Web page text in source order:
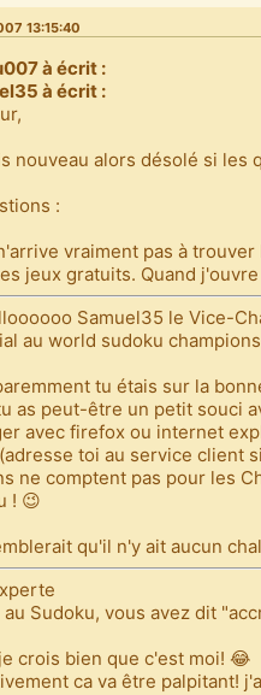
13:15:40
à écrit :
à écrit :
nouveau alors désolé si les
:
vraiment pas à
jeux gratuits. Quand
Samuel35 le Vice-
au world sudoku
tu étais sur la
as peut-être un petit souci
avec firefox ou internet
toi au service client
ne comptent pas pour les
! 😉
qu'il n'y ait aucun
Sudoku, vous avez dit
crois bien que c'est moi! 😂
ca va être palpitant!